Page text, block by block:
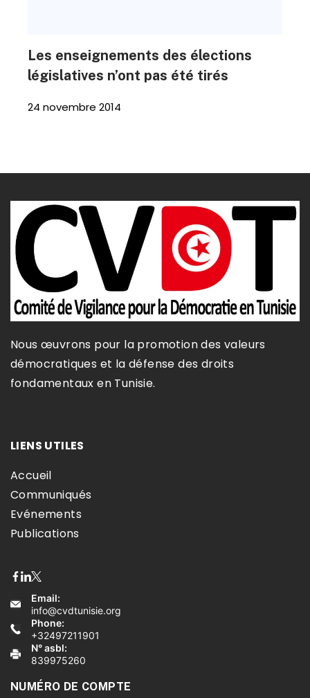
Les enseignements des élections
législatives n’ont pas été tirés
24 novembre 2014
Nous œuvrons pour la promotion des valeurs
démocratiques et la défense des droits
fondamentaux en Tunisie.​
LIENS UTILES
Accueil
Communiqués
Evénements
Publications
Email:
info@cvdtunisie.org
Phone:
+32497211901
N° asbl:
839975260
NUMÉRO DE COMPTE